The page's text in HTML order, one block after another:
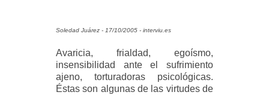
Soledad Juárez - 17/10/2005 - interviu.es
Avaricia, frialdad, egoísmo,
insensibilidad ante el sufrimiento
ajeno, torturadoras psicológicas.
Éstas son algunas de las virtudes de